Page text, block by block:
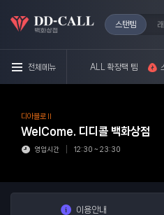
스탠템
전체메뉴 ALL 확장팩 템
디아블로 II
WelCome. 디디콜 백화상점
영업시간 12:30 ~ 23:30
이용안내
♥주문방법♥
8/4래더룬시세